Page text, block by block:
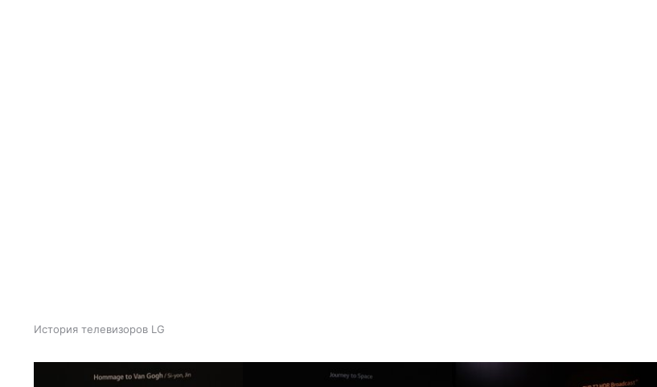
История телевизоров LG